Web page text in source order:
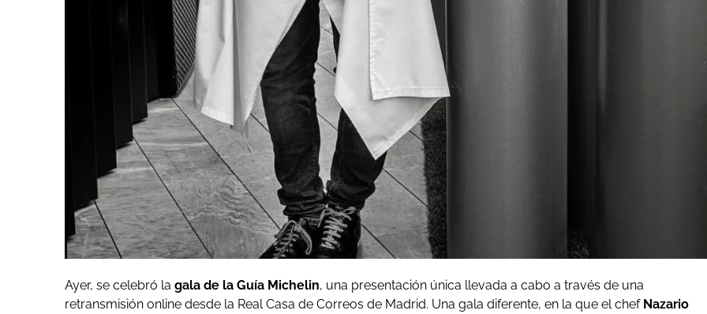
Ayer, se celebró la gala de la Guía Michelin, una presentación única llevada a cabo a través de una
retransmisión online desde la Real Casa de Correos de Madrid. Una gala diferente, en la que el chef Nazario